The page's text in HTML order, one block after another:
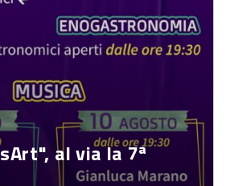
al via la 7ª